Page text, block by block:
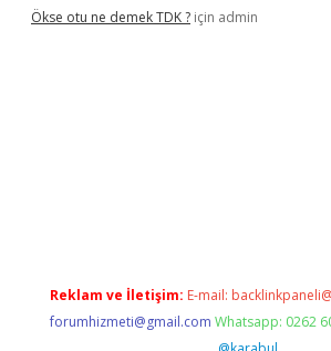
Ökse otu ne demek TDK ? için admin
Reklam ve İletişim: E-mail:
forumhizmeti@gmail.com Whatsapp: 0262